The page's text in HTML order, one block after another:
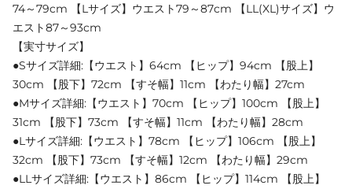
74～79cm 【Lサイズ】ウエスト79～87cm 【LL(XL)サイズ】ウ
エスト87～93cm
【実寸サイズ】
●Sサイズ詳細:【ウエスト】64cm 【ヒップ】94cm 【股上】
30cm 【股下】72cm 【すそ幅】11cm 【わたり幅】27cm
●Mサイズ詳細:【ウエスト】70cm 【ヒップ】100cm 【股上】
31cm 【股下】73cm 【すそ幅】11cm 【わたり幅】28cm
●Lサイズ詳細:【ウエスト】78cm 【ヒップ】106cm 【股上】
32cm 【股下】73cm 【すそ幅】12cm 【わたり幅】29cm
●LLサイズ詳細:【ウエスト】86cm 【ヒップ】114cm 【股上】